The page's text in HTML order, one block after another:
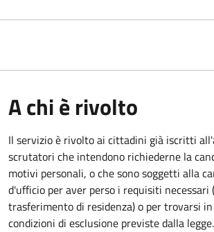
A chi è rivolto
Il servizio è rivolto ai cittadini già iscritti
scrutatori che intendono richiederne la
motivi personali, o che sono soggetti alla
d'ufficio per aver perso i requisiti necessari
trasferimento di residenza) o per trovarsi
condizioni di esclusione previste dalla legge.